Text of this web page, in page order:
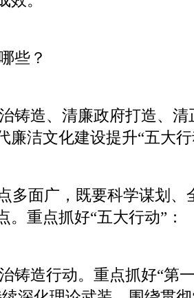
些？
铸造、清廉政府打造、
廉洁文化建设提升“五大行
多面广，既要科学谋划
。重点抓好“五大行动”：
铸造行动。重点抓好“第